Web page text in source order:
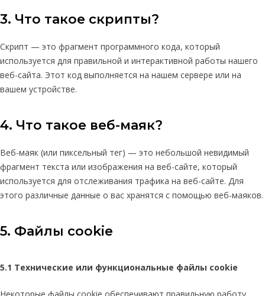
3. Что такое скрипты?
Скрипт — это фрагмент программного кода, который
используется для правильной и интерактивной работы нашего
веб-сайта. Этот код выполняется на нашем сервере или на
вашем устройстве.
4. Что такое веб-маяк?
Веб-маяк (или пиксельный тег) — это небольшой невидимый
фрагмент текста или изображения на веб-сайте, который
используется для отслеживания трафика на веб-сайте. Для
этого различные данные о вас хранятся с помощью веб-маяков.
5. Файлы cookie
5.1 Технические или функциональные файлы cookie
Некоторые файлы cookie обеспечивают правильную работу